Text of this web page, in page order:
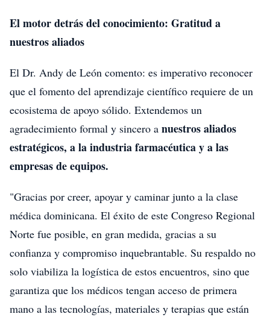
El motor detrás del conocimiento: Gratitud a
nuestros aliados
El Dr. Andy de León comento: es imperativo reconocer
que el fomento del aprendizaje científico requiere de un
ecosistema de apoyo sólido. Extendemos un
agradecimiento formal y sincero a nuestros aliados
estratégicos, a la industria farmacéutica y a las
empresas de equipos.
"Gracias por creer, apoyar y caminar junto a la clase
médica dominicana. El éxito de este Congreso Regional
Norte fue posible, en gran medida, gracias a su
confianza y compromiso inquebrantable. Su respaldo no
solo viabiliza la logística de estos encuentros, sino que
garantiza que los médicos tengan acceso de primera
mano a las tecnologías, materiales y terapias que están